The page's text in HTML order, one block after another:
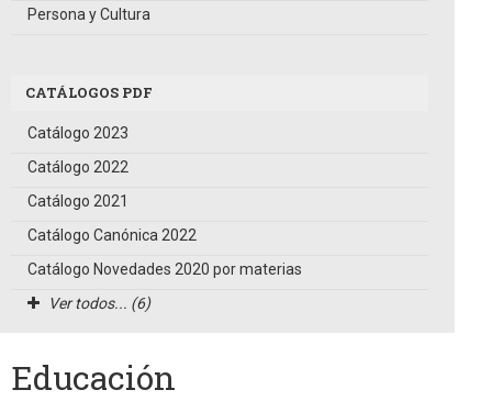
Persona y Cultura
CATÁLOGOS PDF
Catálogo 2023
Catálogo 2022
Catálogo 2021
Catálogo Canónica 2022
Catálogo Novedades 2020 por materias
Ver todos... (6)
Educación